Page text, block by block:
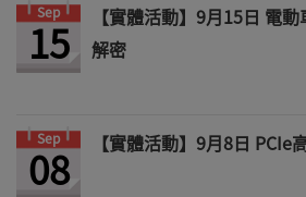
Sep
15
【實體活動】9月15日 電
解密
Sep
08 【實體活動】9月8日